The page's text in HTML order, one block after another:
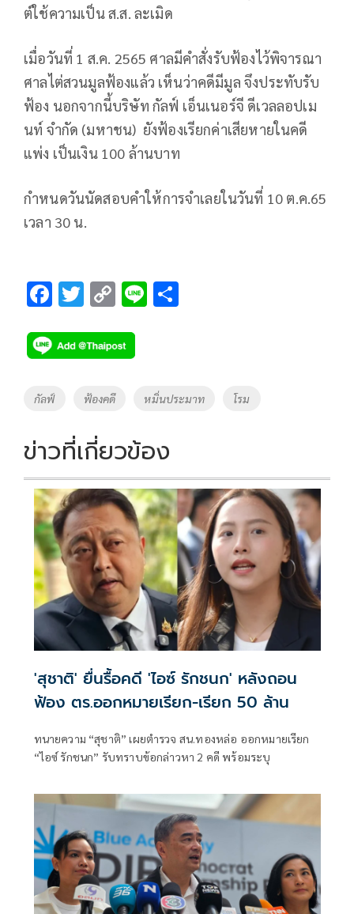
ต์ใช้ความเป็น ส.ส. ละเมิด
เมื่อวันที่ 1 ส.ค. 2565 ศาลมีคำสั่งรับฟ้องไว้พิจารณา
ศาลไต่สวนมูลฟ้องแล้ว เห็นว่าคดีมีมูล จึงประทับรับ
ฟ้อง นอกจากนี้บริษัท กัลฟ์ เอ็นเนอร์จี ดีเวลลอปเม
นท์ จำกัด (มหาชน) ยังฟ้องเรียกค่าเสียหายในคดี
แพ่ง เป็นเงิน 100 ล้านบาท
กำหนดวันนัดสอบคำให้การจำเลยในวันที่ 10 ต.ค.65
เวลา 30 น.
F
e
b
o
k
T
tt
er
C
p
y
Li
k
Li
Tags
กัลฟ์ ฟ้องคดี หมิ่นประมาท โรม
ข่าวที่เกี่ยวข้อง
'สุชาติ' ยื่นรื้อคดี 'ไอซ์ รักชนก' หลังถอน
ฟ้อง ตร.ออกหมายเรียก-เรียก 50 ล้าน
ทนายความ “สุชาติ” เผยตำรวจ สน.ทองหล่อ ออกหมายเรียก
“ไอซ์ รักชนก” รับทราบข้อกล่าวหา 2 คดี พร้อมระบุ